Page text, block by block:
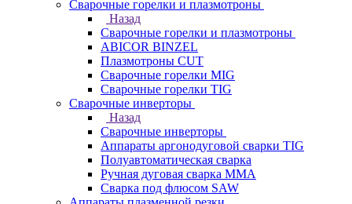
Сварочные горелки и плазмотроны
Назад
Сварочные горелки и плазмотроны
ABICOR BINZEL
Плазмотроны CUT
Сварочные горелки MIG
Сварочные горелки TIG
Сварочные инверторы
Назад
Сварочные инверторы
Аппараты аргонодуговой сварки TIG
Полуавтоматическая сварка
Ручная дуговая сварка MMA
Сварка под флюсом SAW